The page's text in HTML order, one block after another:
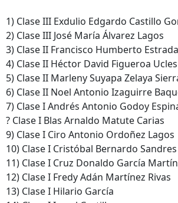
1) Clase III Exdulio Edgardo Castillo
2) Clase III José María Álvarez Lagos
3) Clase II Francisco Humberto Estrada
4) Clase II Héctor David Figueroa Ucles
5) Clase II Marleny Suyapa Zelaya
6) Clase II Noel Antonio Izaguirre
7) Clase I Andrés Antonio Godoy
? Clase I Blas Arnaldo Matute Carias
9) Clase I Ciro Antonio Ordoñez Lagos
10) Clase I Cristóbal Bernardo
11) Clase I Cruz Donaldo García
12) Clase I Fredy Adán Martínez Rivas
13) Clase I Hilario García